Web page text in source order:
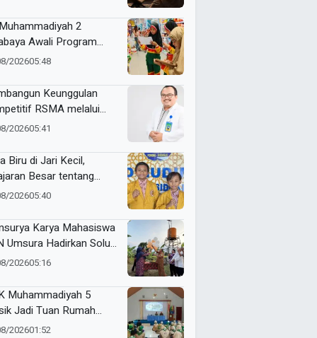
2
Awali Program
di Mall, Jadikan Pusat
202605:48
Keunggulan
RSMA melalui
Aktivitas dan Sinergi
202605:41
Biru di Jari Kecil,
Besar tentang
di SD
202605:40
Karya Mahasiswa
Umsura Hadirkan Solusi
Berbasis Energi
202605:16
Muhammadiyah 5
Jadi Tuan Rumah
Kader Lingkungan
202601:52